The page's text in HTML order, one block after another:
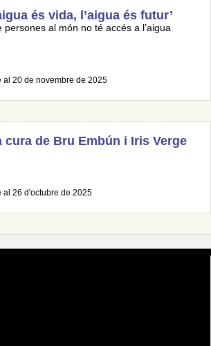
és vida, l’aigua és futur’
persones al món no té accés a l’aigua
al 20 de novembre de 2025
cura de Bru Embún i Iris Verge
al 26 d'octubre de 2025